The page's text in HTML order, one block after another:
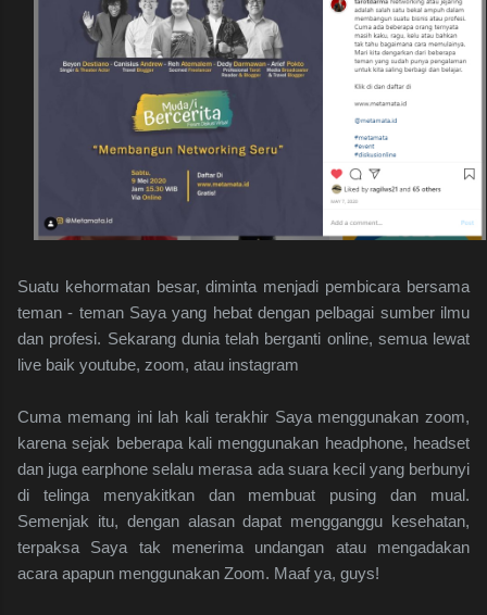
Suatu kehormatan besar, diminta menjadi pembicara bersama
teman - teman Saya yang hebat dengan pelbagai sumber ilmu
dan profesi. Sekarang dunia telah berganti online, semua lewat
live baik youtube, zoom, atau instagram
Cuma memang ini lah kali terakhir Saya menggunakan zoom,
karena sejak beberapa kali menggunakan headphone, headset
dan juga earphone selalu merasa ada suara kecil yang berbunyi
di telinga menyakitkan dan membuat pusing dan mual.
Semenjak itu, dengan alasan dapat mengganggu kesehatan,
terpaksa Saya tak menerima undangan atau mengadakan
acara apapun menggunakan Zoom. Maaf ya, guys!